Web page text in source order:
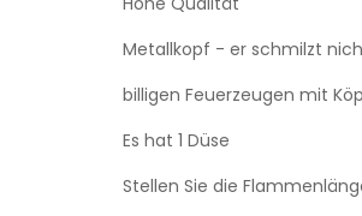
Metallkopf - er schmilzt
billigen Feuerzeugen mit
Es hat 1 Düse
Stellen Sie die